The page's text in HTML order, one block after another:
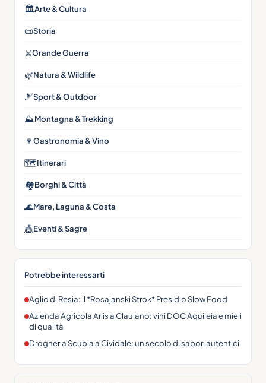
🏛Arte & Cultura
📜Storia
⚔️Grande Guerra
🌿Natura & Wildlife
🎿Sport & Outdoor
⛰Montagna & Trekking
🍷Gastronomia & Vino
🗺Itinerari
🏘Borghi & Città
🌊Mare, Laguna & Costa
🎪Eventi & Sagre
Potrebbe interessarti
Aglio di Resia: il *Rosajanski Strok* Presidio Slow Food
Azienda Agricola Ariis a Clauiano: vini DOC Aquileia e mieli
di qualità
Drogheria Scubla a Cividale: un secolo di sapori autentici